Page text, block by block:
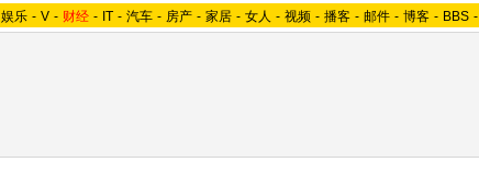
娱乐 - V - 财经 - IT - 汽车 - 房产 - 家居 - 女人 - 视频 - 播客 - 邮件 - 博客 - BBS -